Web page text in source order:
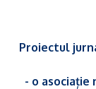
Proiectul
- o asociație